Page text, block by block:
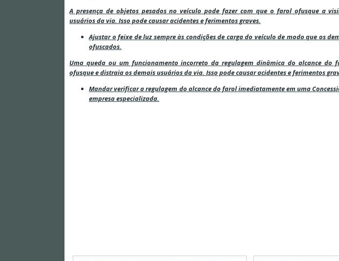
A presença de objetos pesados no veículo pode fazer com que o farol ofusque a
usuários da via. Isso pode causar acidentes e ferimentos graves.
Ajustar o feixe de luz sempre às condições de carga do veículo de modo que os
ofuscados.
Uma queda ou um funcionamento incorreto da regulagem dinâmica do alcance
ofusque e distraia os demais usuários da via. Isso pode causar acidentes e ferimentos
Mandar verificar a regulagem do alcance do farol imediatamente em uma
empresa especializada.